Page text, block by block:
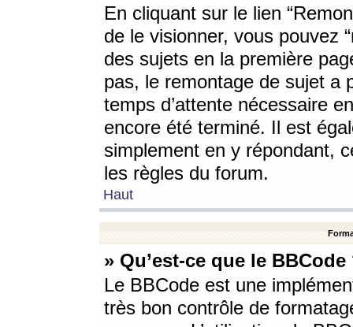
En cliquant sur le lien
de le visionner, vous pouvez
des sujets en la première
pas, le remontage de sujet a
temps d’attente nécessaire
encore été terminé. Il est
simplement en y répondant,
les règles du forum.
Haut
» Qu’est-ce que le BBCode
Le BBCode est une
très bon contrôle de